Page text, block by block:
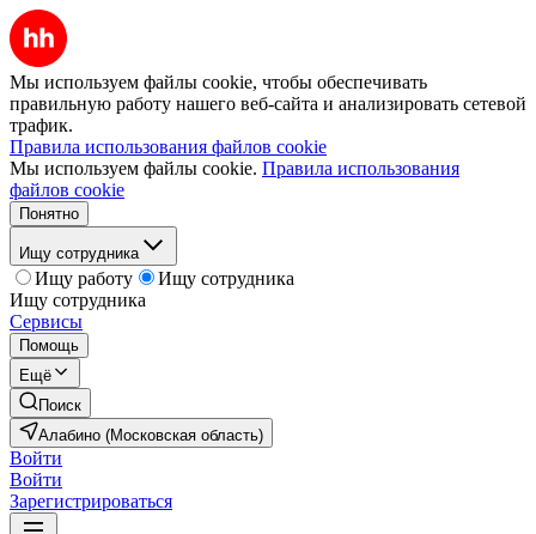
Мы используем файлы cookie, чтобы обеспечивать
правильную работу нашего веб-сайта и анализировать сетевой
трафик.
Правила использования файлов cookie
Мы используем файлы cookie. Правила использования
файлов cookie
Понятно
Ищу сотрудника
Ищу работу
Ищу сотрудника
Ищу сотрудника
Сервисы
Помощь
Ещё
Поиск
Алабино (Московская область)
Войти
Войти
Зарегистрироваться